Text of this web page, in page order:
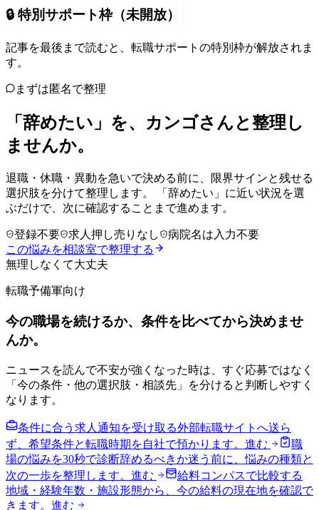
🔒 特別サポート枠（未開放）
記事を最後まで読むと、転職サポートの特別枠が解放されま
す。
まずは匿名で整理
「辞めたい」を、カンゴさんと整理し
ませんか。
退職・休職・異動を急いで決める前に、限界サインと残せる
選択肢を分けて整理します。 「辞めたい」に近い状況を選
ぶだけで、次に確認することまで進めます。
登録不要 求人押し売りなし
病院名は入力不要
この悩みを相談室で整理する
無理しなくて大丈夫
転職予備軍向け
今の職場を続けるか、条件を比べてから決めませ
んか。
ニュースを読んで不安が強くなった時は、すぐ応募ではなく
「今の条件・他の選択肢・相談先」を分けると判断しやすく
なります。
条件に合う求人通知を受け取る外部転職サイトへ送ら
ず、希望条件と転職時期を自社で預かります。 進む
職
場の悩みを30秒で診断辞めるべきか迷う前に、悩みの種類と
次の一歩を整理します。 進む
給料コンパスで比較する
地域・経験年数・施設形態から、今の給料の現在地を確認で
きます。 進む